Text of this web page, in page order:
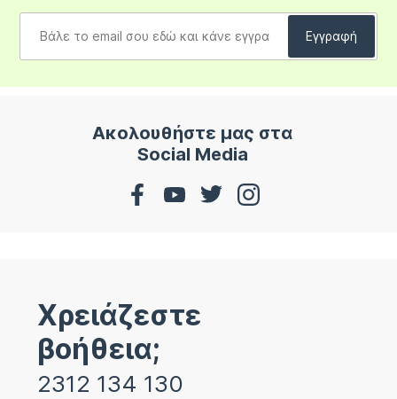
Ακολουθήστε μας στα
Social Media
Χρειάζεστε
βοήθεια;
2312 134 130